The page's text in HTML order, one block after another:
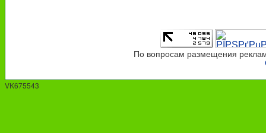
По вопросам размещения
VK675543